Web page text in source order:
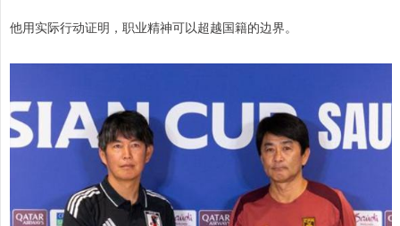
他用实际行动证明，职业精神可以超越国籍的边界。